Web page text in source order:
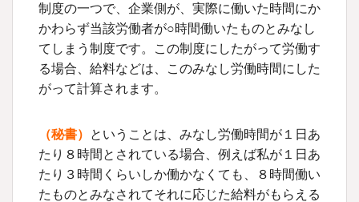
制度の一つで、企業側が、実際に働いた時間にか
かわらず当該労働者が○時間働いたものとみなし
てしまう制度です。この制度にしたがって労働す
る場合、給料などは、このみなし労働時間にした
がって計算されます。
（秘書）
ということは、みなし労働時間が１日あ
たり８時間とされている場合、例えば私が１日あ
たり３時間くらいしか働かなくても、８時間働い
たものとみなされてそれに応じた給料がもらえる